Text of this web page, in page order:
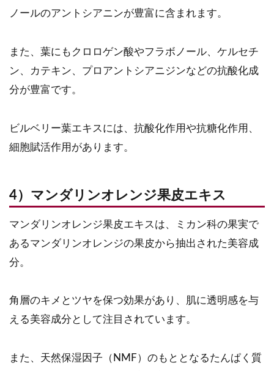
ノールのアントシアニンが豊富に含まれます。
また、葉にもクロロゲン酸やフラボノール、ケルセチ
ン、カテキン、プロアントシアニジンなどの抗酸化成
分が豊富です。
ビルベリー葉エキスには、抗酸化作用や抗糖化作用、
細胞賦活作用があります。
4）マンダリンオレンジ果皮エキス
マンダリンオレンジ果皮エキスは、ミカン科の果実で
あるマンダリンオレンジの果皮から抽出された美容成
分。
角層のキメとツヤを保つ効果があり、肌に透明感を与
える美容成分として注目されています。
また、天然保湿因子（NMF）のもととなるたんぱく質